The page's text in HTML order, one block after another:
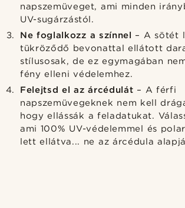
napszemüveget, ami minden
UV-sugárzástól.
Ne foglalkozz a színnel – A sötét
tükröződő bevonattal ellátott
stílusosak, de ez egymagában
fény elleni védelemhez.
Felejtsd el az árcédulát – A férfi
napszemüvegeknek nem kell
hogy ellássák a feladatukat.
ami 100% UV-védelemmel és
lett ellátva... ne az árcédula